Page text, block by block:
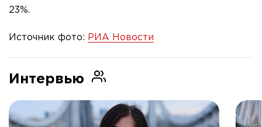
23%.
Источник фото: РИА Новости
Интервью